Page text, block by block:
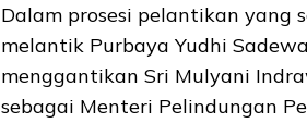
Dalam prosesi pelantikan yang
melantik Purbaya Yudhi
menggantikan Sri Mulyani
sebagai Menteri Pelindungan